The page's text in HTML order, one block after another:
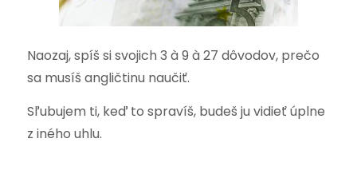
Naozaj, spíš si svojich 3 à 9 à 27 dôvodov, prečo
sa musíš angličtinu naučiť.
Sľubujem ti, keď to spravíš, budeš ju vidieť úplne
z iného uhlu.